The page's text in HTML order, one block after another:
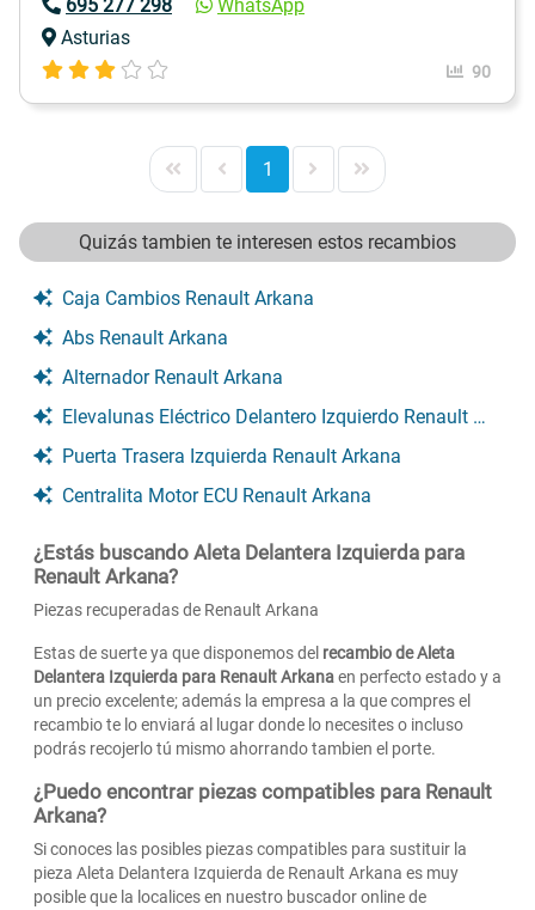
695 277 298
WhatsApp
Asturias
90
1
Quizás tambien te interesen estos recambios
Caja Cambios Renault Arkana
Abs Renault Arkana
Alternador Renault Arkana
Elevalunas Eléctrico Delantero Izquierdo Renault Arkana
Puerta Trasera Izquierda Renault Arkana
Centralita Motor ECU Renault Arkana
¿Estás buscando Aleta Delantera Izquierda para
Renault Arkana?
Piezas recuperadas de Renault Arkana
Estas de suerte ya que disponemos del recambio de Aleta
Delantera Izquierda para Renault Arkanaen perfecto estado y a
un precio excelente; además la empresa a la que compres el
recambio te lo enviará al lugar donde lo necesites o incluso
podrás recojerlo tú mismo ahorrando tambien el porte.
¿Puedo encontrar piezas compatibles para Renault
Arkana?
Si conoces las posibles piezas compatibles para sustituir la
pieza Aleta Delantera Izquierda de Renault Arkana es muy
posible que la localices en nuestro buscador online de